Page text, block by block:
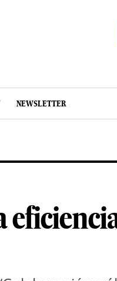
NEWSLETTER